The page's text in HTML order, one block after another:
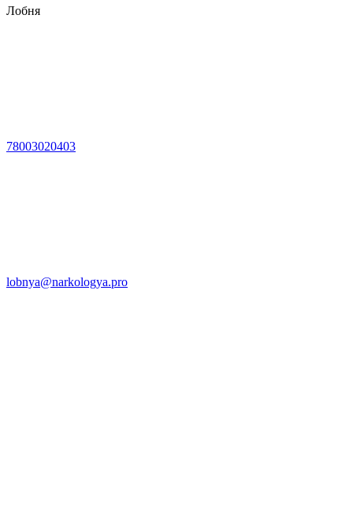
Лобня
78003020403
lobnya@narkologya.pro